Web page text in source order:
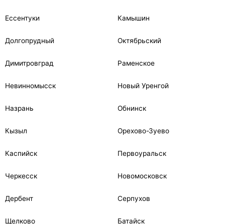
Ессентуки Камышин
Долгопрудный Октябрьский
Димитровград Раменское
Невинномысск Новый Уренгой
Назрань Обнинск
Кызыл Орехово-Зуево
Каспийск Первоуральск
Черкесск Новомосковск
Дербент Серпухов
Щелково Батайск